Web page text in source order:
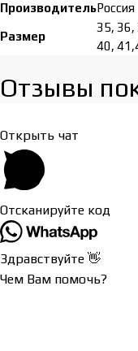
ПроизводительРоссия
Размер
35, 36,
40,
Отзывы
Открыть чат
Отсканируйте код
Здравствуйте 👋
Чем Вам помочь?